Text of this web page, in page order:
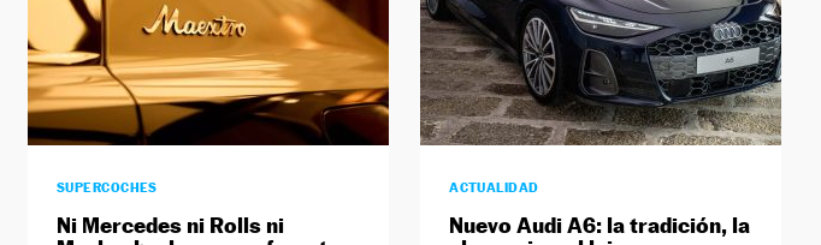
SUPERCOCHES
Ni Mercedes ni Rolls ni
ACTUALIDAD
Nuevo Audi A6: la tradición, la